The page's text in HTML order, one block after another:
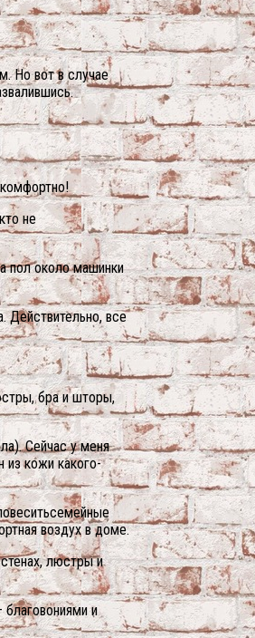
Но вот в случае
не
пол около машинки
Действительно, все
бра и шторы,
Сейчас у меня
из кожи какого-
воздух в доме.
люстры и
и